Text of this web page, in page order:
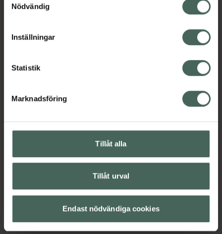
återkalla ditt samtycke via webbplatsens
cookieinställningar. Ett återkallat samtycke påverkar inte
lagligheten av behandling som skett innan återkallelsen.
Nödvändig
Inställningar
Statistik
Marknadsföring
Tillåt alla
Tillåt urval
Endast nödvändiga cookies
EAN:07350053041653
Ansiktsrengöring
Visa
Upptäck flera produkter inom